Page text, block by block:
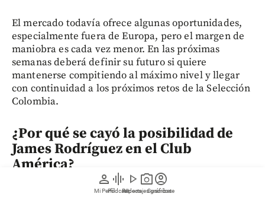
person
Mi Perfil
graphic_eq
Pódcast
play_arrow
Videos
photo_camera
Reportajes gráficos
account_circle
Suscríbete
El mercado todavía ofrece algunas oportunidades,
especialmente fuera de Europa, pero el margen de
maniobra es cada vez menor. En las próximas
semanas deberá definir su futuro si quiere
mantenerse compitiendo al máximo nivel y llegar
con continuidad a los próximos retos de la Selección
Colombia.
¿Por qué se cayó la posibilidad de
James Rodríguez en el Club
América?
Porque, según el periodista César Luis Merlo, dos